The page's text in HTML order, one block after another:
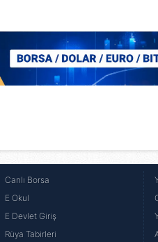
Canlı Borsa
E Okul
E Devlet Giriş
Rüya Tabirleri